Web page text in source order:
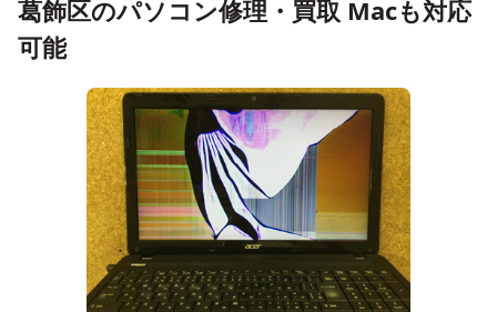
葛飾区のパソコン修理・買取 Macも対応
可能